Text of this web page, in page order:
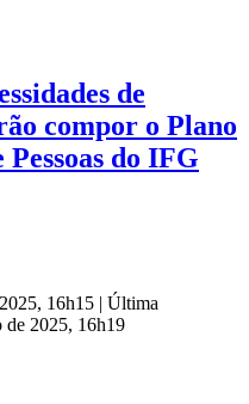
de
compor o Plano
do IFG
16h15 | Última
de 2025, 16h19